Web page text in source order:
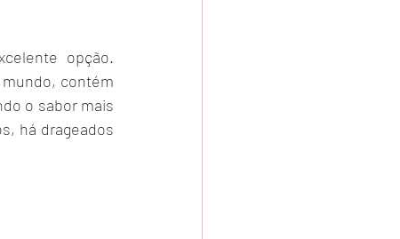
opção.
contém
o sabor mais
há drageados